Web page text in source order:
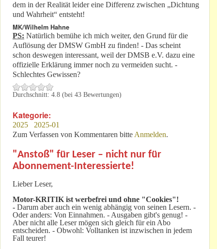
dem in der Realität leider eine Differenz zwischen „Dichtung
und Wahrheit“ entsteht!
MK/Wilhelm Hahne
PS: Natürlich bemühe ich mich weiter, den Grund für die
Auflösung der DMSW GmbH zu finden! - Das scheint
schon deswegen interessant, weil der DMSB e.V. dazu eine
offizielle Erklärung immer noch zu vermeiden sucht. -
Schlechtes Gewissen?
Durchschnitt: 4.8 (bei 43 Bewertungen)
Kategorie:
2025
2025-01
Zum Verfassen von Kommentaren bitte Anmelden.
"Anstoß" für Leser – nicht nur für
Abonnement-Interessierte!
Lieber Leser,
Motor-KRITIK ist werbefrei und ohne "Cookies"!
- Darum aber auch ein wenig abhängig von seinen Lesern. -
Oder anders: Von Einnahmen. - Ausgaben gibt's genug! -
Aber nicht alle Leser mögen sich gleich für ein Abo
entscheiden. - Obwohl: Volltanken ist inzwischen in jedem
Fall teurer!